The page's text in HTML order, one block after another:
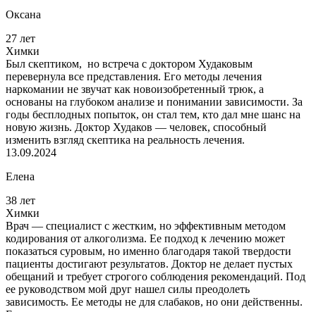
Оксана
27 лет
Химки
Был скептиком, но встреча с доктором Худаковым
перевернула все представления. Его методы лечения
наркомании не звучат как новоизобретенный трюк, а
основаны на глубоком анализе и понимании зависимости. За
годы бесплодных попыток, он стал тем, кто дал мне шанс на
новую жизнь. Доктор Худаков — человек, способный
изменить взгляд скептика на реальность лечения.
13.09.2024
Елена
38 лет
Химки
Врач — специалист с жестким, но эффективным методом
кодирования от алкоголизма. Ее подход к лечению может
показаться суровым, но именно благодаря такой твердости
пациенты достигают результатов. Доктор не делает пустых
обещаний и требует строгого соблюдения рекомендаций. Под
ее руководством мой друг нашел силы преодолеть
зависимость. Ее методы не для слабаков, но они действенны.